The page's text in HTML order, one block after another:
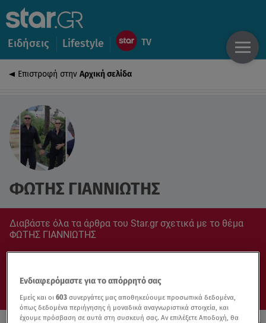
Ειδήσεις Lifestyle
Επιστροφή στην Αρχική σελίδα
ΦΩΤΗΣ ΓΙΑΝΝΙΩΤΗΣ
Διαβάστε όλα τα άρθρα του Star.gr σχετικά με το θέμα
ΦΩΤΗΣ ΓΙΑΝΝΙΩΤΗΣ
Ενδιαφερόμαστε για το απόρρητό σας
Εμείς και οι603 συνεργάτες μας αποθηκεύουμε προσωπικά δεδομένα,
όπως δεδομένα περιήγησης ή μοναδικά αναγνωριστικά στοιχεία, και
έχουμε πρόσβαση σε αυτά στη συσκευή σας. Αν επιλέξετε Αποδοχή, θα